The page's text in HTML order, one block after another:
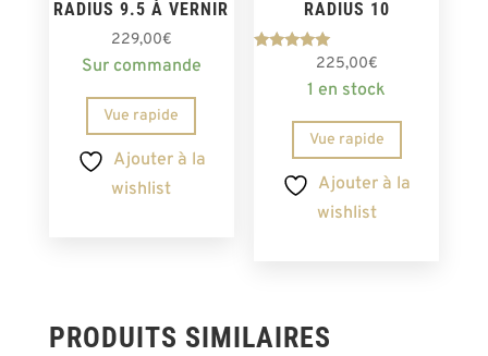
RADIUS 9.5 À VERNIR
229,00€
Sur commande
Vue rapide
Ajouter à la
wishlist
RADIUS 10
sur 5
225,00€
1 en stock
Vue rapide
Ajouter à la
wishlist
PRODUITS SIMILAIRES